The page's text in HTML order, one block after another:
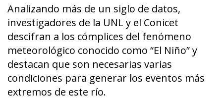
Analizando más de un siglo de datos,
investigadores de la UNL y el Conicet
descifran a los cómplices del fenómeno
meteorológico conocido como “El Niño” y
destacan que son necesarias varias
condiciones para generar los eventos más
extremos de este río.